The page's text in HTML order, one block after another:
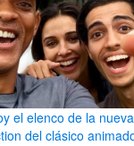
el elenco de la
del clásico